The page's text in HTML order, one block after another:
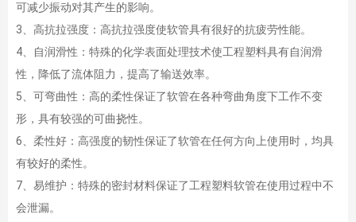
可减少振动对其产生的影响。
3、高抗拉强度：高抗拉强度使软管具有很好的抗疲劳性能。
4、自润滑性：特殊的化学表面处理技术使工程塑料具有自润滑
性，降低了流体阻力，提高了输送效率。
5、可弯曲性：高的柔性保证了软管在各种弯曲角度下工作不变
形，具有较强的可曲挠性。
6、柔性好：高强度的韧性保证了软管在任何方向上使用时，均具
有较好的柔性。
7、易维护：特殊的密封材料保证了工程塑料软管在使用过程中不
会泄漏。